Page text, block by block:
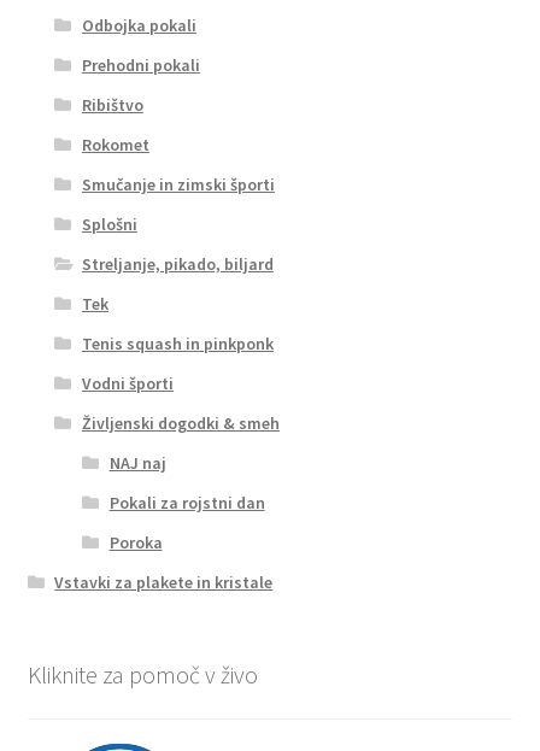
Odbojka pokali
Prehodni pokali
Ribištvo
Rokomet
Smučanje in zimski športi
Splošni
Streljanje, pikado, biljard
Tek
Tenis squash in pinkponk
Vodni športi
Življenski dogodki & smeh
NAJ naj
Pokali za rojstni dan
Poroka
Vstavki za plakete in kristale
Kliknite za pomoč v živo